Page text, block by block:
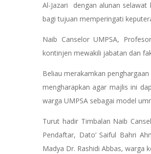
Al-Jazari dengan alunan
bagi tujuan memperingati
Naib Canselor UMPSA,
kontinjen mewakili jabatan dan
Beliau merakamkan
mengharapkan agar majlis ini
warga UMPSA sebagai model
Turut hadir Timbalan Naib
Pendaftar, Dato’ Saiful Bahri
Madya Dr. Rashidi Abbas, warga